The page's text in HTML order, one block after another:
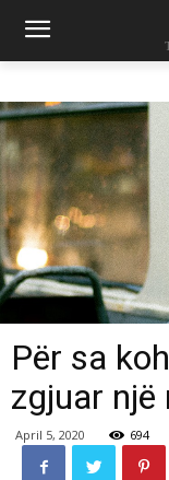
Për sa
zgjuar një
April 5, 2020 694